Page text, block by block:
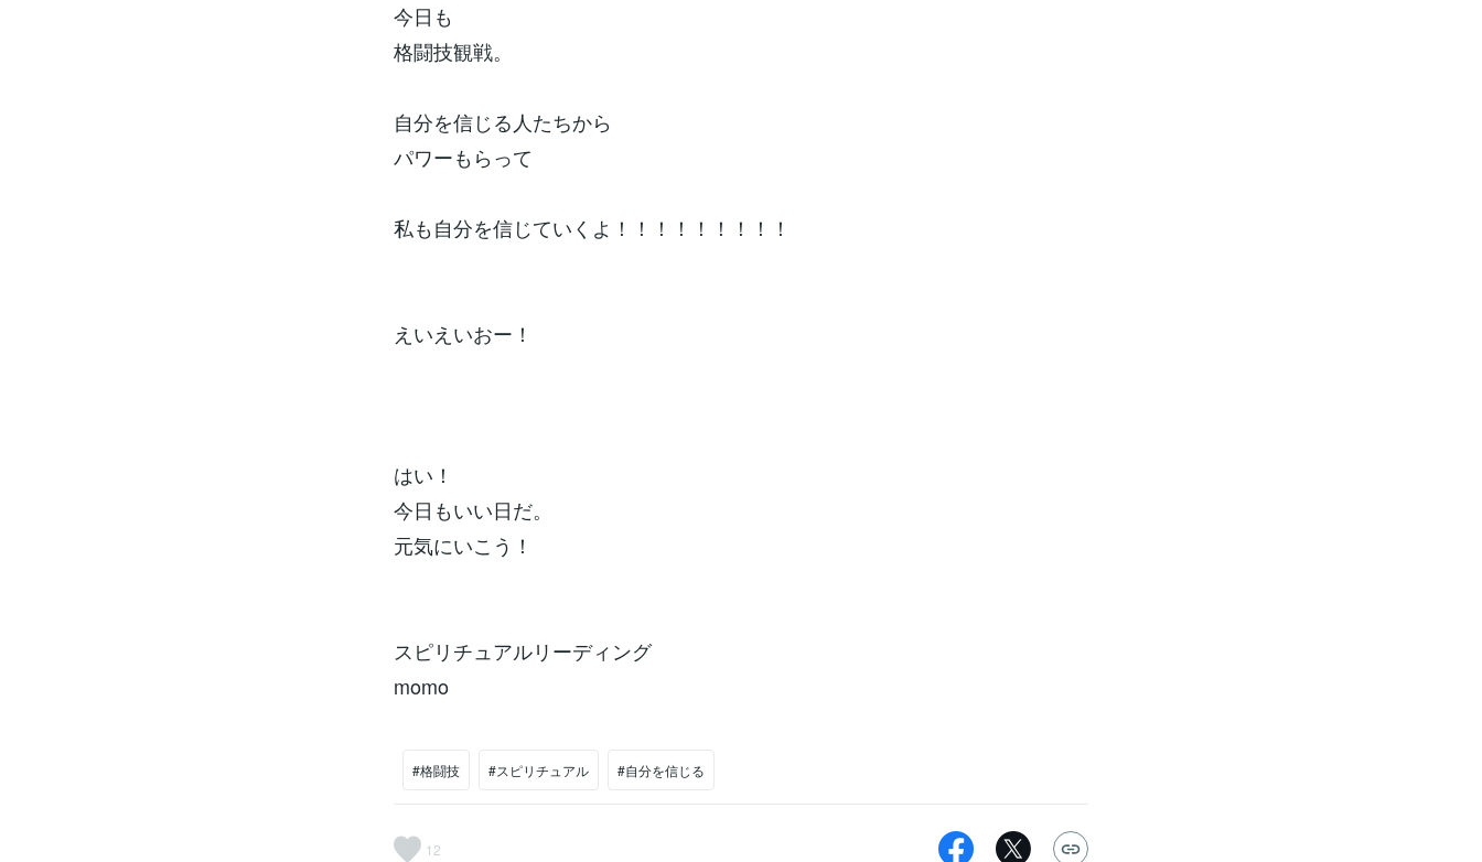
今日も
格闘技観戦。
自分を信じる人たちから
パワーもらって
私も自分を信じていくよ！！！！！！！！！
えいえいおー！
はい！
今日もいい日だ。
元気にいこう！
スピリチュアルリーディング
momo
#格闘技 #スピリチュアル #自分を信じる
12